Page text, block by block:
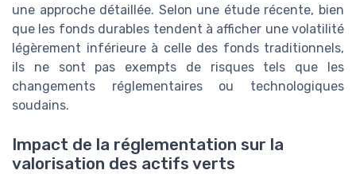
une approche détaillée. Selon une étude récente, bien
que les fonds durables tendent à afficher une volatilité
légèrement inférieure à celle des fonds traditionnels,
ils ne sont pas exempts de risques tels que les
changements réglementaires ou technologiques
soudains.
Impact de la réglementation sur la
valorisation des actifs verts